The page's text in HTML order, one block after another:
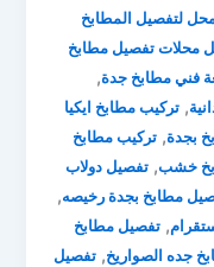
لتفصيل المطابخ
محلات تفصيل مطابخ
فني مطابخ جدة,
,تركيب مطابخ ايكيا
بجدة,تركيب مطابخ
خشب,تفصيل دولاب
مطابخ بجدة رخيصه,
,تفصيل مطابخ
جده الصواريخ,تفصيل